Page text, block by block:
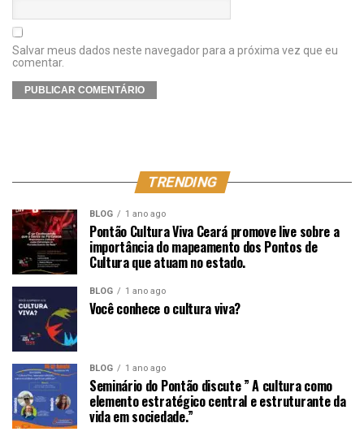
Salvar meus dados neste navegador para a próxima vez que eu
comentar.
TRENDING
BLOG 1 ano ago
Pontão Cultura Viva Ceará promove live sobre a
importância do mapeamento dos Pontos de
Cultura que atuam no estado.
BLOG 1 ano ago
Você conhece o cultura viva?
BLOG 1 ano ago
Seminário do Pontão discute ” A cultura como
elemento estratégico central e estruturante da
vida em sociedade.”